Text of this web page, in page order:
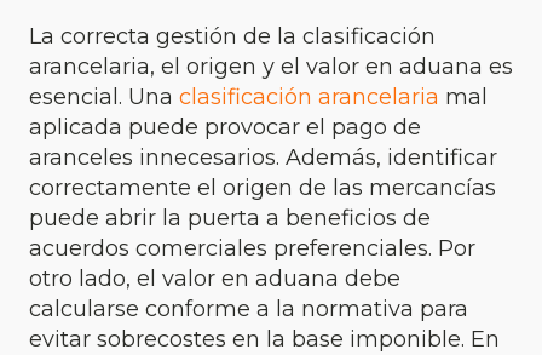
La correcta gestión de la clasificación
arancelaria, el origen y el valor en aduana es
esencial. Una clasificación arancelaria mal
aplicada puede provocar el pago de
aranceles innecesarios. Además, identificar
correctamente el origen de las mercancías
puede abrir la puerta a beneficios de
acuerdos comerciales preferenciales. Por
otro lado, el valor en aduana debe
calcularse conforme a la normativa para
evitar sobrecostes en la base imponible. En